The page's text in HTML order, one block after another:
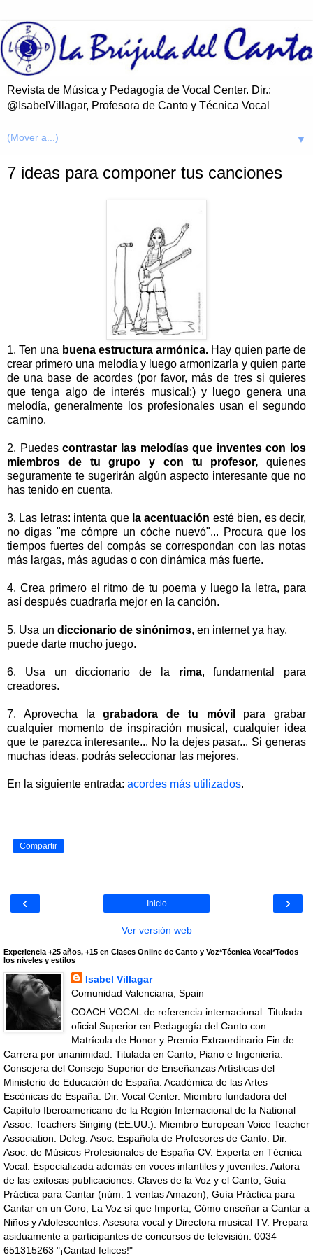
Revista de Música y Pedagogía de Vocal Center. Dir.:
@IsabelVillagar, Profesora de Canto y Técnica Vocal
▼
7 ideas para componer tus canciones
1. Ten una buena estructura armónica. Hay quien parte de
crear primero una melodía y luego armonizarla y quien parte
de una base de acordes (por favor, más de tres si quieres
que tenga algo de interés musical:) y luego genera una
melodía, generalmente los profesionales usan el segundo
camino.
2. Puedescontrastar las melodías que inventes con los
miembros de tu grupo y con tu profesor, quienes
seguramente te sugerirán algún aspecto interesante que no
has tenido en cuenta.
3. Las letras: intenta que la acentuación esté bien, es decir,
no digas "me cómpre un cóche nuevó"... Procura que los
tiempos fuertes del compás se correspondan con las notas
más largas, más agudas o con dinámica más fuerte.
4. Crea primero el ritmo de tu poema y luego la letra, para
así después cuadrarla mejor en la canción.
5. Usa un diccionario de sinónimos, en internet ya hay,
puede darte mucho juego.
6. Usa un diccionario de la rima, fundamental para
creadores.
7. Aprovecha la grabadora de tu móvil para grabar
cualquier momento de inspiración musical, cualquier idea
que te parezca interesante... No la dejes pasar... Si generas
muchas ideas, podrás seleccionar las mejores.
En la siguiente entrada: acordes más utilizados.
Compartir
‹ ›
Inicio
Ver versión web
Experiencia +25 años, +15 en Clases Online de Canto y Voz*Técnica Vocal*Todos
los niveles y estilos
Isabel Villagar
Comunidad Valenciana, Spain
COACH VOCAL de referencia internacional. Titulada
oficial Superior en Pedagogía del Canto con
Matrícula de Honor y Premio Extraordinario Fin de
Carrera por unanimidad. Titulada en Canto, Piano e Ingeniería.
Consejera del Consejo Superior de Enseñanzas Artísticas del
Ministerio de Educación de España. Académica de las Artes
Escénicas de España. Dir. Vocal Center. Miembro fundadora del
Capítulo Iberoamericano de la Región Internacional de la National
Assoc. Teachers Singing (EE.UU.). Miembro European Voice Teacher
Association. Deleg. Asoc. Española de Profesores de Canto. Dir.
Asoc. de Músicos Profesionales de España-CV. Experta en Técnica
Vocal. Especializada además en voces infantiles y juveniles. Autora
de las exitosas publicaciones: Claves de la Voz y el Canto, Guía
Práctica para Cantar (núm. 1 ventas Amazon), Guía Práctica para
Cantar en un Coro, La Voz sí que Importa, Cómo enseñar a Cantar a
Niños y Adolescentes. Asesora vocal y Directora musical TV. Prepara
asiduamente a participantes de concursos de televisión. 0034
651315263 "¡Cantad felices!"